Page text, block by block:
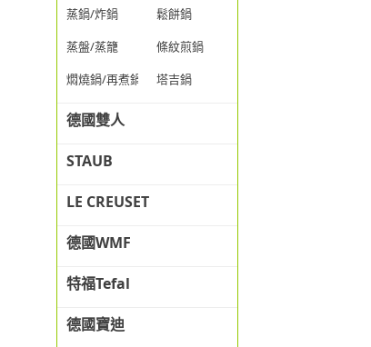
蒸鍋/炸鍋
鬆餅鍋
蒸盤/蒸籠
條紋煎鍋
燜燒鍋/再煮鍋
塔吉鍋
德國雙人
STAUB
LE CREUSET
德國WMF
特福Tefal
德國寶迪